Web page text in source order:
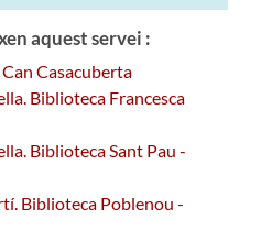
aquest servei :
Casacuberta
Biblioteca Francesca
Biblioteca Sant Pau -
Biblioteca Poblenou -